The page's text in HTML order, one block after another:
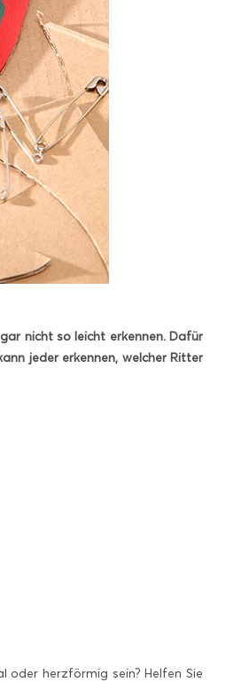
nicht so leicht erkennen. Dafür
jeder erkennen, welcher Ritter
oder herzförmig sein? Helfen Sie